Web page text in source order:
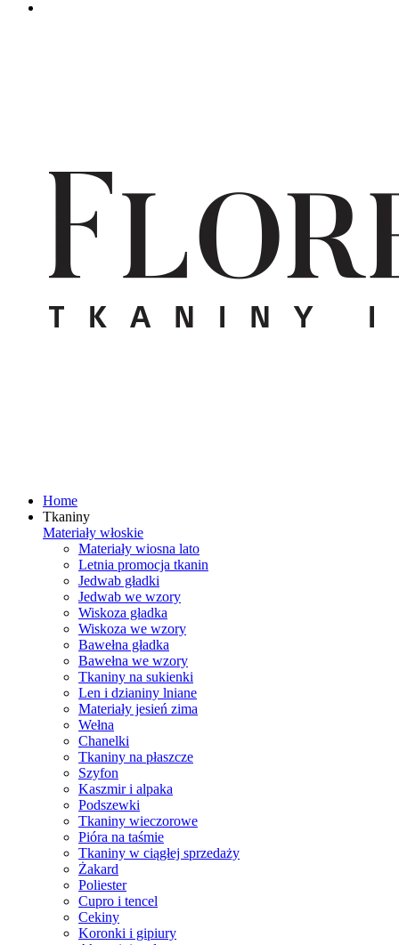
Home
Tkaniny
Materiały włoskie
Materiały wiosna lato
Letnia promocja tkanin
Jedwab gładki
Jedwab we wzory
Wiskoza gładka
Wiskoza we wzory
Bawełna gładka
Bawełna we wzory
Tkaniny na sukienki
Len i dzianiny lniane
Materiały jesień zima
Wełna
Chanelki
Tkaniny na płaszcze
Szyfon
Kaszmir i alpaka
Podszewki
Tkaniny wieczorowe
Pióra na taśmie
Tkaniny w ciągłej sprzedaży
Żakard
Poliester
Cupro i tencel
Cekiny
Koronki i gipiury